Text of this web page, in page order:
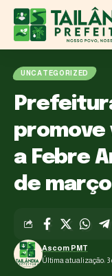
UNCATEGORIZED
promove
a Febre
de março
Última atualização: 3
Ascom PMT